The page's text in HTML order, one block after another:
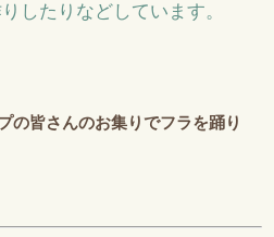
したりなどしています。
の皆さんのお集りでフラを踊り